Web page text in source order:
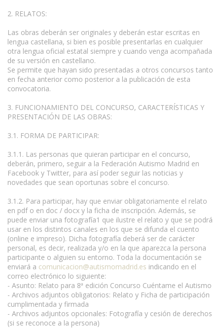
2. RELATOS:
Las obras deberán ser originales y deberán estar escritas en
lengua castellana, si bien es posible presentarlas en cualquier
otra lengua oficial estatal siempre y cuando venga acompañada
de su versión en castellano.
Se permite que hayan sido presentadas a otros concursos tanto
en fecha anterior como posterior a la publicación de esta
convocatoria.
3. FUNCIONAMIENTO DEL CONCURSO, CARACTERÍSTICAS Y
PRESENTACIÓN DE LAS OBRAS:
3.1. FORMA DE PARTICIPAR:
3.1.1. Las personas que quieran participar en el concurso,
deberán, primero, seguir a la Federación Autismo Madrid en
Facebook y Twitter, para así poder seguir las noticias y
novedades que sean oportunas sobre el concurso.
3.1.2. Para participar, hay que enviar obligatoriamente el relato
en pdf o en doc / docx y la ficha de inscripción. Además, se
puede enviar una fotografía1 que ilustre el relato y que se podrá
usar en los distintos canales en los que se difunda el cuento
(online e impreso). Dicha fotografía deberá ser de carácter
personal, es decir, realizada y/o en la que aparezca la persona
participante o alguien su entorno. Toda la documentación se
enviará a comunicacion@autismomadrid.es indicando en el
correo electrónico lo siguiente:
- Asunto: Relato para 8ª edición Concurso Cuéntame el Autismo
- Archivos adjuntos obligatorios: Relato y Ficha de participación
cumplimentada y firmada
- Archivos adjuntos opcionales: Fotografía y cesión de derechos
(si se reconoce a la persona)